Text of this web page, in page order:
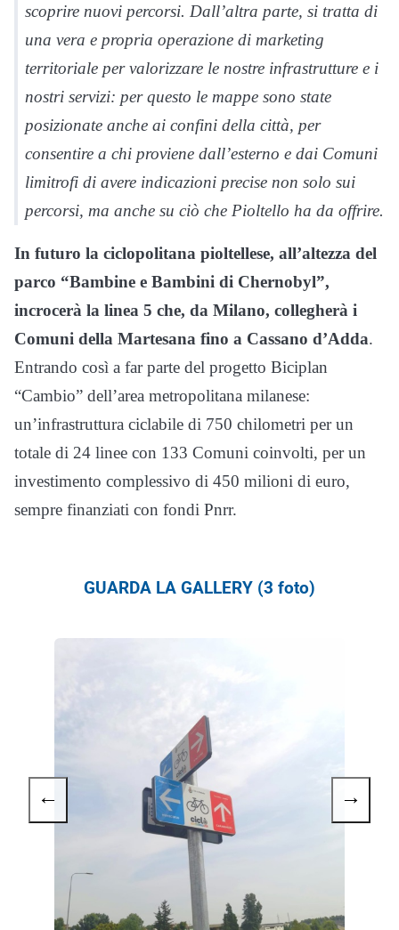
scoprire nuovi percorsi. Dall’altra parte, si tratta di
una vera e propria operazione di marketing
territoriale per valorizzare le nostre infrastrutture e i
nostri servizi: per questo le mappe sono state
posizionate anche ai confini della città, per
consentire a chi proviene dall’esterno e dai Comuni
limitrofi di avere indicazioni precise non solo sui
percorsi, ma anche su ciò che Pioltello ha da offrire.
In futuro la ciclopolitana pioltellese, all’altezza del
parco “Bambine e Bambini di Chernobyl”,
incrocerà la linea 5 che, da Milano, collegherà i
Comuni della Martesana fino a Cassano d’Adda.
Entrando così a far parte del progetto Biciplan
“Cambio” dell’area metropolitana milanese:
un’infrastruttura ciclabile di 750 chilometri per un
totale di 24 linee con 133 Comuni coinvolti, per un
investimento complessivo di 450 milioni di euro,
sempre finanziati con fondi Pnrr.
GUARDA LA GALLERY (3 foto)
← →